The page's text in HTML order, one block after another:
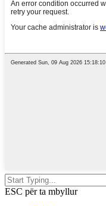
ESC për ta mbyllur